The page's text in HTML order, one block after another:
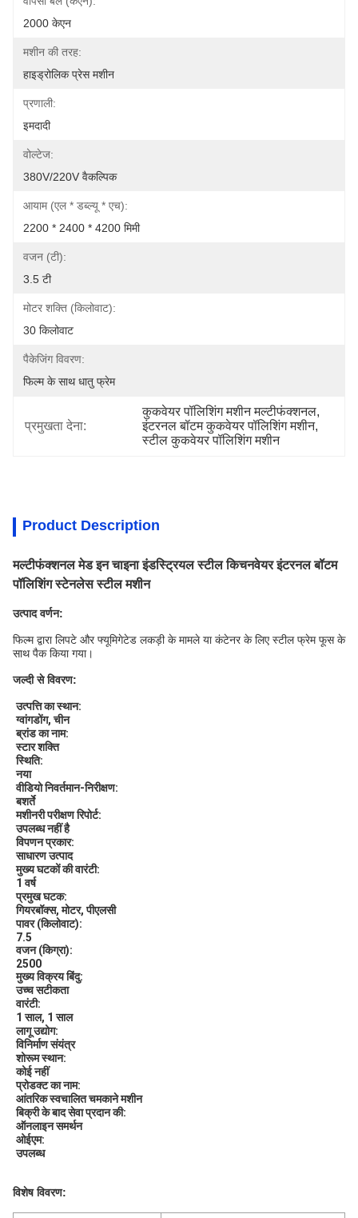
2000 केएन
मशीन की तरह:
हाइड्रोलिक प्रेस मशीन
प्रणाली:
इमदादी
वोल्टेज:
380V/220V वैकल्पिक
आयाम (एल * डब्ल्यू * एच):
2200 * 2400 * 4200 मिमी
वजन (टी):
3.5 टी
मोटर शक्ति (किलोवाट):
30 किलोवाट
पैकेजिंग विवरण:
फिल्म के साथ धातु फ्रेम
प्रमुखता देना:
कुकवेयर पॉलिशिंग मशीन मल्टीफंक्शनल,
इंटरनल बॉटम कुकवेयर पॉलिशिंग मशीन,
स्टील कुकवेयर पॉलिशिंग मशीन
Product Description
मल्टीफंक्शनल मेड इन चाइना इंडस्ट्रियल स्टील किचनवेयर इंटरनल बॉटम
पॉलिशिंग स्टेनलेस स्टील मशीन
उत्पाद वर्णन:
फिल्म द्वारा लिपटे और फ्यूमिगेटेड लकड़ी के मामले या कंटेनर के लिए स्टील फ्रेम फूस के
साथ पैक किया गया।
जल्दी से विवरण:
उत्पत्ति का स्थान:
ग्वांगडोंग, चीन
ब्रांड का नाम:
स्टार शक्ति
स्थिति:
नया
वीडियो निवर्तमान-निरीक्षण:
बशर्ते
मशीनरी परीक्षण रिपोर्ट:
उपलब्ध नहीं है
विपणन प्रकार:
साधारण उत्पाद
मुख्य घटकों की वारंटी:
1 वर्ष
प्रमुख घटक:
गियरबॉक्स, मोटर, पीएलसी
पावर (किलोवाट):
7.5
वजन (किग्रा):
2500
मुख्य विक्रय बिंदु:
उच्च सटीकता
वारंटी:
1 साल, 1 साल
लागू उद्योग:
विनिर्माण संयंत्र
शोरूम स्थान:
कोई नहीं
प्रोडक्ट का नाम:
आंतरिक स्वचालित चमकाने मशीन
बिक्री के बाद सेवा प्रदान की:
ऑनलाइन समर्थन
ओईएम:
उपलब्ध
विशेष विवरण: